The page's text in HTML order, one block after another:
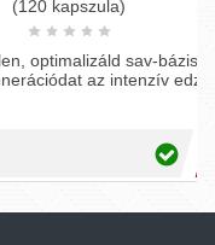
bázis egyensúlyod
edzésekhez!
5 390 Ft